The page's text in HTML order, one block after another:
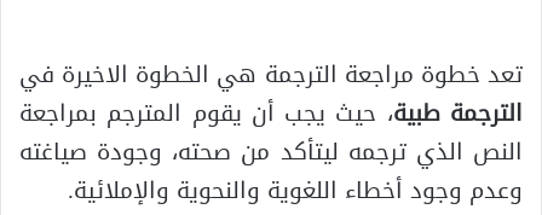
تعد خطوة مراجعة الترجمة هي الخطوة الاخيرة في
الترجمة طبية، حيث يجب أن يقوم المترجم بمراجعة
النص الذي ترجمه ليتأكد من صحته، وجودة صياغته
وعدم وجود أخطاء اللغوية والنحوية والإملائية.